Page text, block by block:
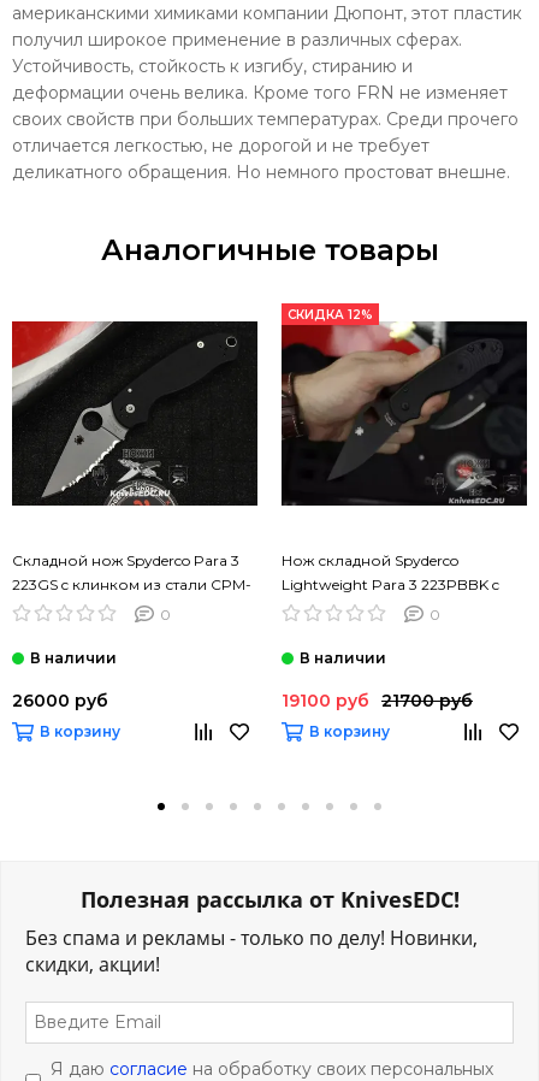
американскими химиками компании Дюпонт, этот пластик
получил широкое применение в различных сферах.
Устойчивость, стойкость к изгибу, стиранию и
деформации очень велика. Кроме того FRN не изменяет
своих свойств при больших температурах. Среди прочего
отличается легкостью, не дорогой и не требует
деликатного обращения. Но немного простоват внешне.
Аналогичные товары
Складной нож Spyderco Para 3
223GS c клинком из стали CPM-
S45VN, рукоять G10 0
26000 руб
В корзину
СКИДКА 12%
Нож складной Spyderco
Lightweight Para 3 223PBBK c
клинком из стали CTS-BD1,
0
19100 руб 21700 руб
В корзину
Полезная рассылка от KnivesEDC!
Без спама и рекламы - только по делу! Новинки,
скидки, акции!
Я даю согласие на обработку своих персональных